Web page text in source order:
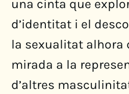
una cinta que
d’identitat i el
la sexualitat alhora
mirada a la
d’altres